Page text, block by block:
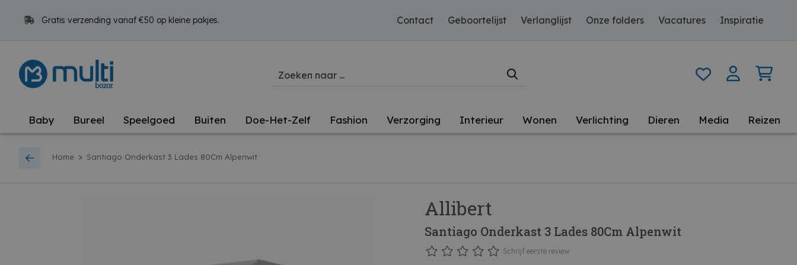
Gratis verzending vanaf €50 op kleine pakjes. Contact Geboortelijst Verlanglijst Onze folders Vacatures Inspiratie
Baby Bureel Speelgoed Buiten Doe-Het-Zelf Fashion Verzorging Interieur Wonen Verlichting Dieren Media Reizen
Home > Santiago Onderkast 3 Lades 80Cm Alpenwit
Allibert
Santiago Onderkast 3 Lades 80Cm Alpenwit
Schrijf eerste review